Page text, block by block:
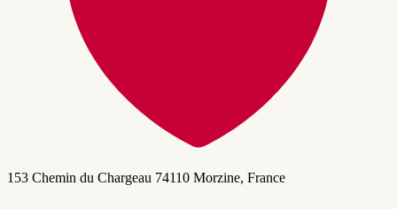
153 Chemin du Chargeau 74110 Morzine, France